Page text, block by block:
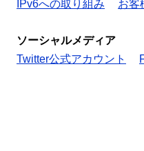
IPv6への取り組み
お客
ソーシャルメディア
Twitter公式アカウント